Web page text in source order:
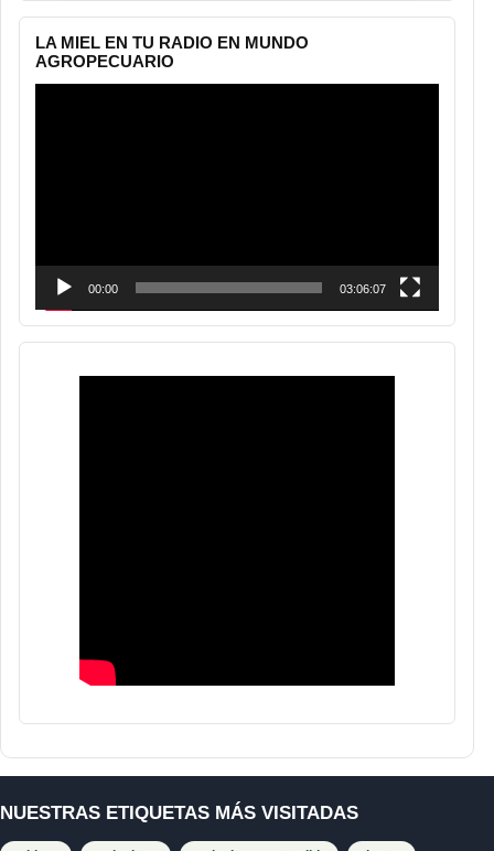
LA MIEL EN TU RADIO EN MUNDO
AGROPECUARIO
00:00 03:06:07
NUESTRAS ETIQUETAS MÁS VISITADAS